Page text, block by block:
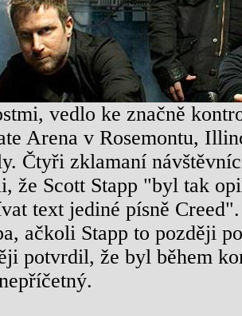
vedlo ke značně
Arena v Rosemontu,
Čtyři zklamaní
že Scott Stapp "byl tak
text jediné písně
ačkoli Stapp to později
potvrdil, že byl během